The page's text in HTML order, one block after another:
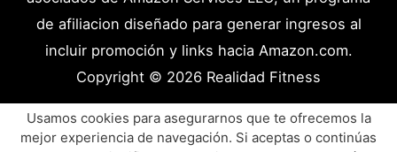
con
poco
ningún
equipo
de afiliacion diseñado para generar ingresos al
incluir promoción y links hacia Amazon.com.
Copyright © 2026 Realidad Fitness
Políticas de Privacidad – Términos y Condiciones
Disclaimer Médico
Contacto Artículos
Usamos cookies para asegurarnos que te ofrecemos la
mejor experiencia de navegación. Si aceptas o continúas